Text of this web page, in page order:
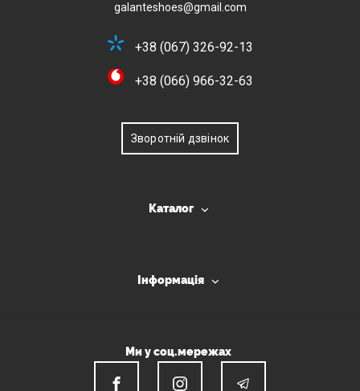
galanteshoes@gmail.com
+38 (067) 326-92-13
+38 (066) 966-32-63
Зворотній дзвінок
Каталог
Інформація
Ми у соц.мережах